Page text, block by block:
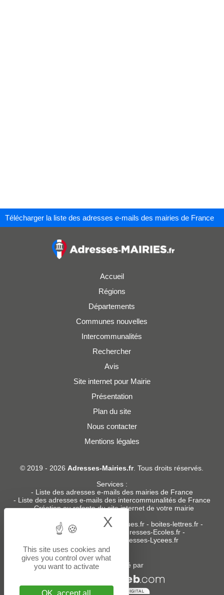
Télécharger la liste des adresses e-mails des mairies de France
Accueil
Régions
Départements
Communes nouvelles
Intercommunalités
Rechercher
Avis
Site internet pour Mairie
Présentation
Plan du site
Nous contacter
Mentions légales
© 2019 - 2026Adresses-Mairies.fr. Tous droits réservés.
Services :
- Liste des adresses e-mails des mairies de France
- Liste des adresses e-mails des intercommunalités de France
-Création ou refonte du site internet de votre mairie
Sites partenaires: donneespubliques.fr - boites-lettres.fr -
bureaux.boites-lettres.fr
Adresses-Ecoles.fr -
Adresses-Lycees.fr
Un service édité par
This site uses cookies and
gives you control over what
you want to activate
OK, accept all
X Hide cookie